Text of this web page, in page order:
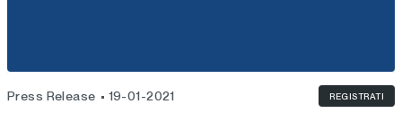
Press Release 19-01-2021 REGISTRATI